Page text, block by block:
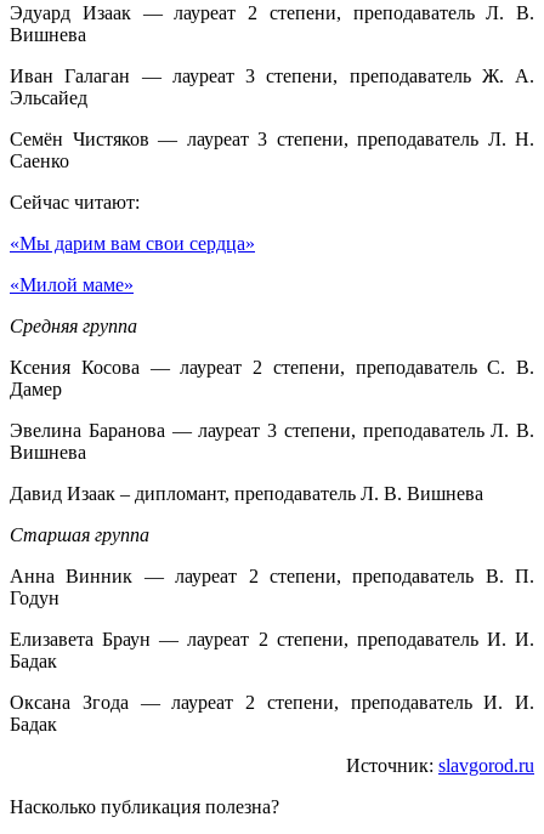
Эдуард Изаак — лауреат 2 степени, преподаватель Л. В.
Вишнева
Иван Галаган — лауреат 3 степени, преподаватель Ж. А.
Эльсайед
Семён Чистяков — лауреат 3 степени, преподаватель Л. Н.
Саенко
Сейчас читают:
«Мы дарим вам свои сердца»
«Милой маме»
Средняя группа
Ксения Косова — лауреат 2 степени, преподаватель С. В.
Дамер
Эвелина Баранова — лауреат 3 степени, преподаватель Л. В.
Вишнева
Давид Изаак – дипломант, преподаватель Л. В. Вишнева
Старшая группа
Анна Винник — лауреат 2 степени, преподаватель В. П.
Годун
Елизавета Браун — лауреат 2 степени, преподаватель И. И.
Бадак
Оксана Згода — лауреат 2 степени, преподаватель И. И.
Бадак
Источник: slavgorod.ru
Насколько публикация полезна?